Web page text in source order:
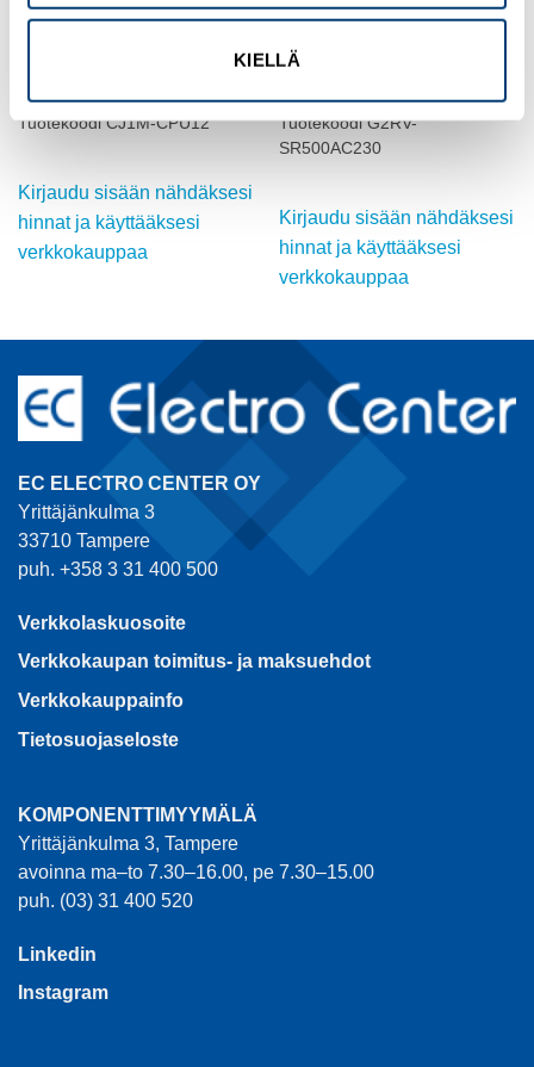
KIELLÄ
ASKELTA, 32 K SANAA
Tuotekoodi CJ1M-CPU12
Kirjaudu sisään nähdäksesi
hinnat ja käyttääksesi
verkkokauppaa
OMRON
VAC, 6A, SPDT
Tuotekoodi G2RV-
SR500AC230
Kirjaudu sisään nähdäksesi
hinnat ja käyttääksesi
verkkokauppaa
EC ELECTRO CENTER OY
Yrittäjänkulma 3
33710 Tampere
puh. +358 3 31 400 500
Verkkolaskuosoite
Verkkokaupan toimitus- ja maksuehdot
Verkkokauppainfo
Tietosuojaseloste
KOMPONENTTIMYYMÄLÄ
Yrittäjänkulma 3, Tampere
avoinna ma–to 7.30–16.00, pe 7.30–15.00
puh. (03) 31 400 520
Linkedin
Instagram